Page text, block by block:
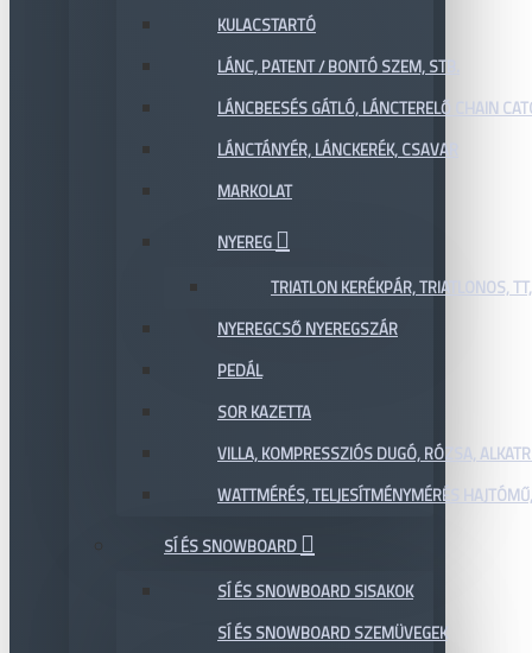
KULACSTARTÓ
LÁNC, PATENT / BONTÓ SZEM, STB.
LÁNCBEESÉS GÁTLÓ, LÁNCTERELŐ CHAIN
LÁNCTÁNYÉR, LÁNCKERÉK, CSAVAR
MARKOLAT
NYEREG
TRIATLON KERÉKPÁR, TRIATLONOS,
NYEREGCSŐ NYEREGSZÁR
PEDÁL
SOR KAZETTA
VILLA, KOMPRESSZIÓS DUGÓ, RÓZSA,
WATTMÉRÉS, TELJESÍTMÉNYMÉRÉS
SÍ ÉS SNOWBOARD
SÍ ÉS SNOWBOARD SISAKOK
SÍ ÉS SNOWBOARD SZEMÜVEGEK